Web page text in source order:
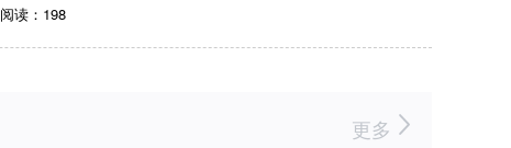
阅读：198
更多